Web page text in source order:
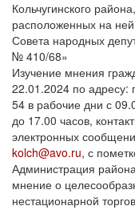
Кольчугинского
расположенных на
Совета народных
№ 410/68»
Изучение мнения
22.01.2024 по адресу:
54 в рабочие дни с
до 17.00 часов,
электронных
kolch@avo.ru, с
Администрация
мнение о
нестационарной